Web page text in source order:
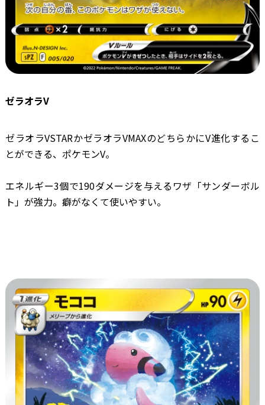
ゼラオラV
ゼラオラVSTARかゼラオラVMAXのどちらかにV進化するこ
とができる、ポケモンV。
エネルギー3個で190ダメージを与えるワザ「サンダーボル
ト」が強力。癖がなくて使いやすい。